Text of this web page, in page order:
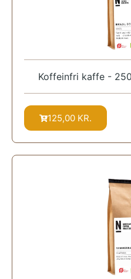
Koffeinfri kaffe -
125,00 KR.